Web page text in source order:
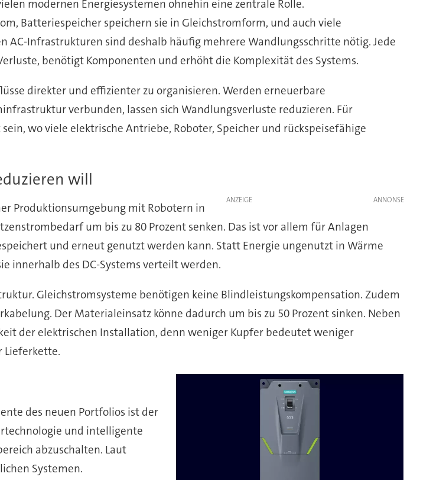
modernen Energiesystemen ohnehin eine zentrale Rolle.
Batteriespeicher speichern sie in Gleichstromform, und auch viele
AC-Infrastrukturen sind deshalb häufig mehrere Wandlungsschritte nötig. Jede
benötigt Komponenten und erhöht die Komplexität des Systems.
direkter und effizienter zu organisieren. Werden erneuerbare
verbunden, lassen sich Wandlungsverluste reduzieren. Für
wo viele elektrische Antriebe, Roboter, Speicher und rückspeisefähige
will
ANZEIGE
Produktionsumgebung mit Robotern in
um bis zu 80 Prozent senken. Das ist vor allem für Anlagen
und erneut genutzt werden kann. Statt Energie ungenutzt in Wärme
innerhalb des DC-Systems verteilt werden.
Gleichstromsysteme benötigen keine Blindleistungskompensation. Zudem
Der Materialeinsatz könne dadurch um bis zu 50 Prozent sinken. Neben
der elektrischen Installation, denn weniger Kupfer bedeutet weniger
des neuen Portfolios ist der
und intelligente
abzuschalten. Laut
Systemen.